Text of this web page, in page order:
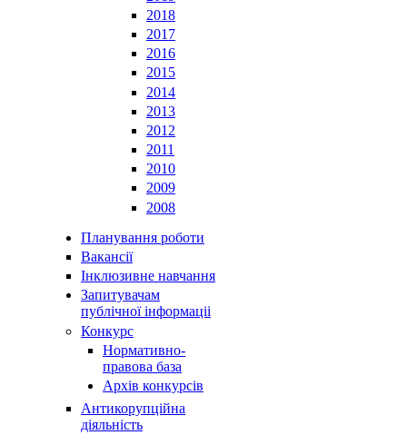
2018
2017
2016
2015
2014
2013
2012
2011
2010
2009
2008
Планування роботи
Вакансії
Інклюзивне навчання
Запитувачам
публічної інформаціі
Конкурс
Нормативно-
правова база
Архів конкурсів
Антикорупційна
діяльність